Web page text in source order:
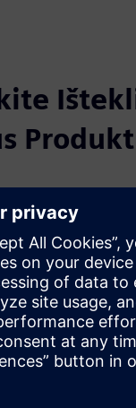
ir
and requirements
type of service